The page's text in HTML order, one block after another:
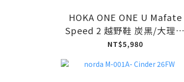
HOKA ONE ONE U Mafate
Speed 2 越野鞋 炭黑/大理石
白
NT$5,980